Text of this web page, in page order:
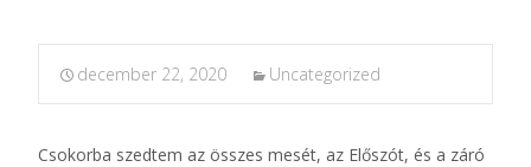
december 22, 2020 Uncategorized
Csokorba szedtem az összes mesét, az Előszót, és a záró